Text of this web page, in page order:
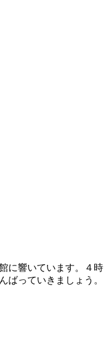
に響いています。４時
ばっていきましょう。